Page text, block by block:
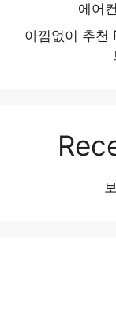
에어
아낌없이 추천